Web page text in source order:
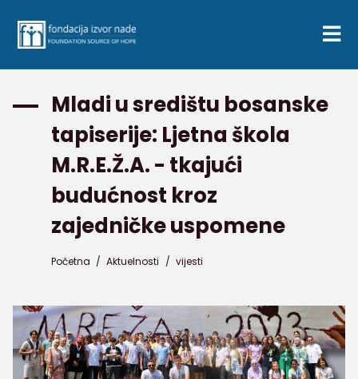
Mladi u središtu bosanske
tapiserije: Ljetna škola
M.R.E.Ž.A. - tkajući
budućnost kroz
zajedničke uspomene
Početna / Aktuelnosti / vijesti